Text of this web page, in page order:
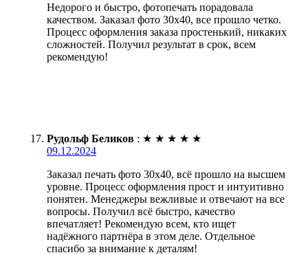
Недорого и быстро, фотопечать порадовала
качеством. Заказал фото 30х40, все прошло четко.
Процесс оформления заказа простенький, никаких
сложностей. Получил результат в срок, всем
рекомендую!
Рудольф Беликов : ★ ★ ★ ★ ★
09.12.2024
Заказал печать фото 30х40, всё прошло на высшем
уровне. Процесс оформления прост и интуитивно
понятен. Менеджеры вежливые и отвечают на все
вопросы. Получил всё быстро, качество
впечатляет! Рекомендую всем, кто ищет
надёжного партнёра в этом деле. Отдельное
спасибо за внимание к деталям!